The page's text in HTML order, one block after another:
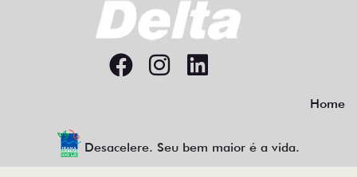
Home
Desacelere. Seu bem maior é a vida.